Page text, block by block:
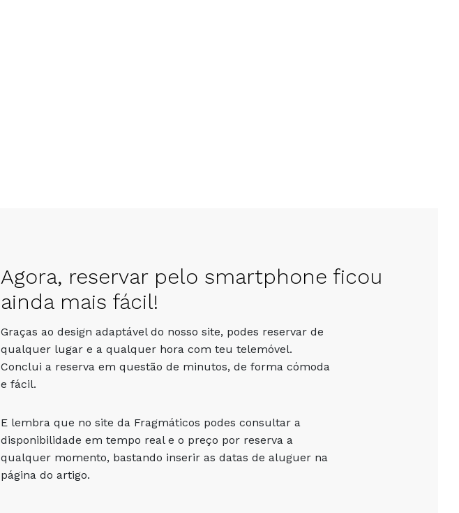
Agora, reservar pelo smartphone ficou
ainda mais fácil!
Graças ao design adaptável do nosso site, podes reservar de
qualquer lugar e a qualquer hora com teu telemóvel.
Conclui a reserva em questão de minutos, de forma cómoda
e fácil.
E lembra que no site da Fragmáticos podes consultar a
disponibilidade em tempo real e o preço por reserva a
qualquer momento, bastando inserir as datas de aluguer na
página do artigo.